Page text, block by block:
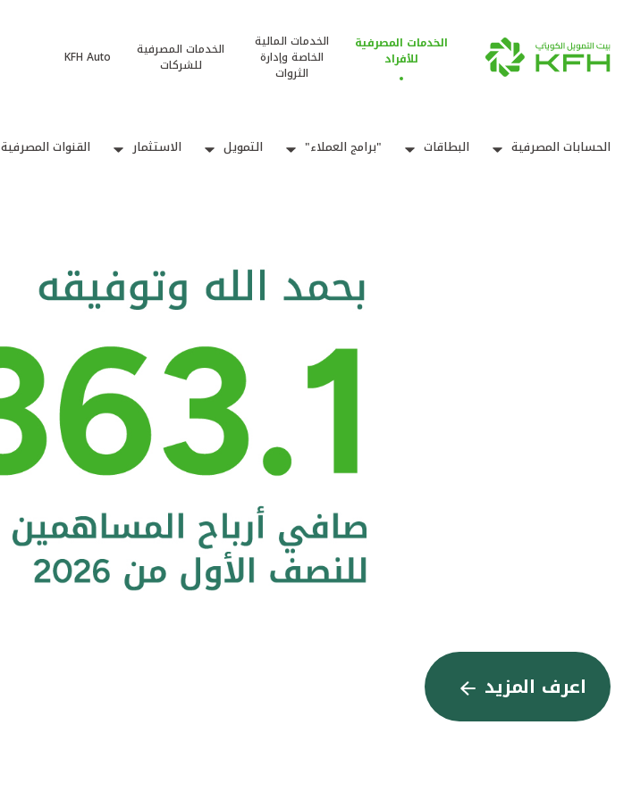
الخدمات المصرفية
للأفراد
الخدمات المالية
الخاصة وإدارة
الثروات
الخدمات المصرفية
للشركات
KFH Auto
الحسابات المصرفية البطاقات "برامج العملاء" التمويل الاستثمار القنوات المصرفية
اعرف المزيد